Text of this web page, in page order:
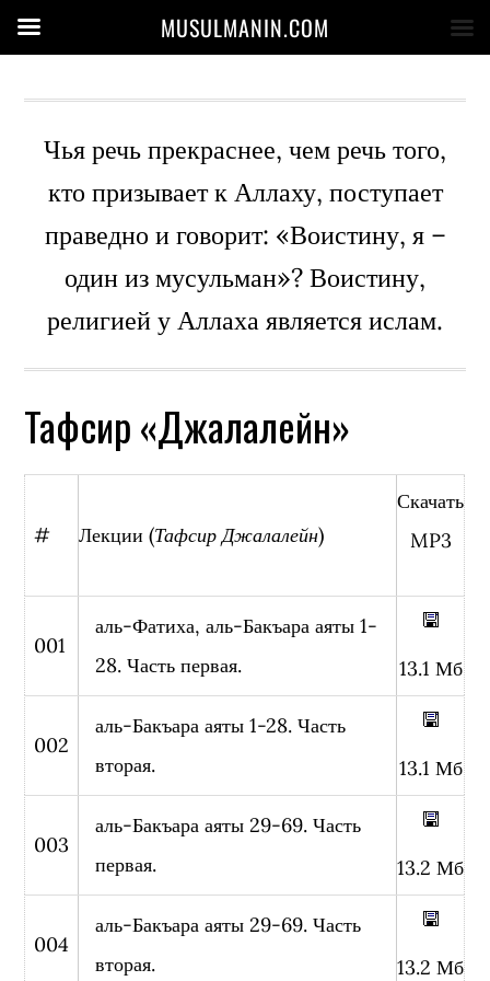
Чья речь прекраснее, чем речь того,
кто призывает к Аллаху, поступает
праведно и говорит: «Воистину, я –
один из мусульман»? Воистину,
религией у Аллаха является ислам.
Тафсир «Джалалейн»
# Лекции (Тафсир Джалалейн)
Скачать
MP3
001
аль-Фатиха, аль-Бакъара аяты 1-
28. Часть первая.
13.1 Мб
002
аль-Бакъара аяты 1-28. Часть
вторая.
13.1 Мб
003
аль-Бакъара аяты 29-69. Часть
первая.
13.2 Мб
004
аль-Бакъара аяты 29-69. Часть
вторая.
13.2 Мб
MUSULMANIN.COM